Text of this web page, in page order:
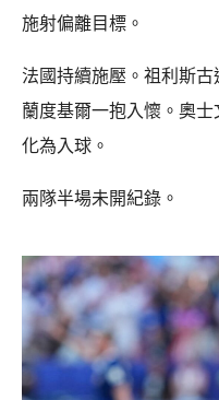
施射偏離目標。
法國持續施壓。祖利斯
蘭度基爾一抱入懷。奧
化為入球。
兩隊半場未開紀錄。